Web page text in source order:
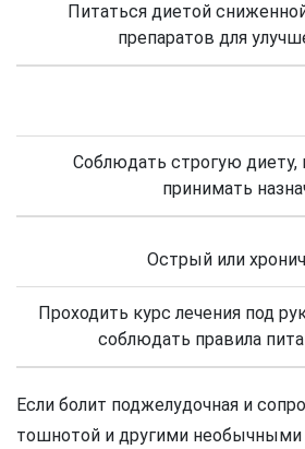
Питаться диетой
препаратов для
Соблюдать строгую диету,
принимать
Острый или
Проходить курс лечения под
соблюдать правила
Если болит поджелудочная и
тошнотой и другими